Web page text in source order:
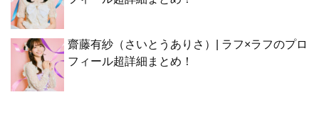
齋藤有紗（さいとうありさ）| ラフ×ラフのプロ
フィール超詳細まとめ！